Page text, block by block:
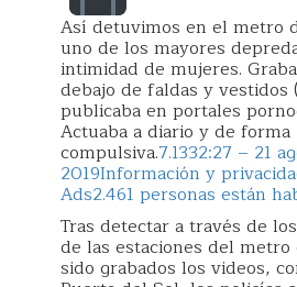
Así detuvimos en el metro
uno de los mayores
intimidad de mujeres.
debajo de faldas y vestidos (
publicaba en portales
Actuaba a diario y de forma
compulsiva.7.1332:27 – 21
2019Información y
Ads2.461 personas están
Tras detectar a través de
de las estaciones del
sido grabados los videos,